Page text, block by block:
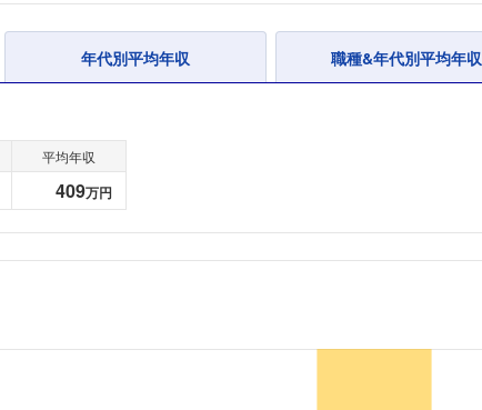
年代別平均年収 職種&年代別平均年収
平均年収
409万円